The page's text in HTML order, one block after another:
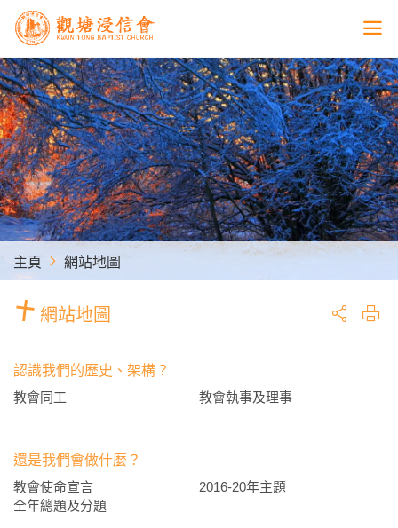
主頁 網站地圖
網站地圖
認識我們的歷史、架構？
教會同工
教會執事及理事
還是我們會做什麼？
教會使命宣言
2016-20年主題
全年總題及分題